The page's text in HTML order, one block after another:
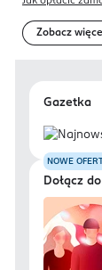
Zobacz
Gazetka
NOWE
Dołącz